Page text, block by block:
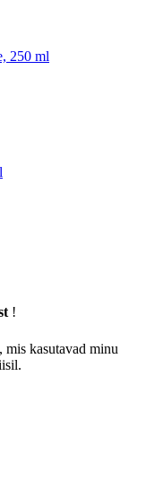
250 ml
!
mis kasutavad minu